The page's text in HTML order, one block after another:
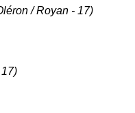
/ Royan - 17)